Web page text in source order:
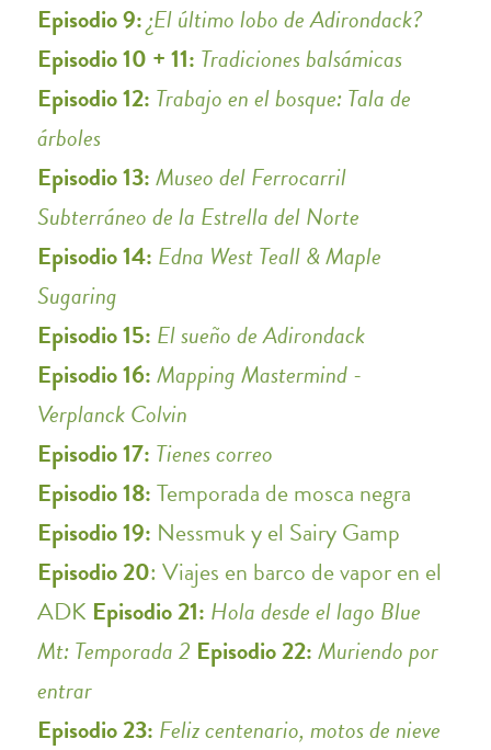
Episodio 9:¿El último lobo de Adirondack?
Episodio 10 + 11: Tradiciones balsámicas
Episodio 12: Trabajo en el bosque: Tala de
árboles
Episodio 13:Museo del Ferrocarril
Subterráneo de la Estrella del Norte
Episodio 14: Edna West Teall & Maple
Sugaring
Episodio 15: El sueño de Adirondack
Episodio 16:Mapping Mastermind -
Verplanck Colvin
Episodio 17: Tienes correo
Episodio 18:Temporada de mosca negra
Episodio 19: Nessmuk y el Sairy Gamp
Episodio 20: Viajes en barco de vapor en el
ADK Episodio 21: Hola desde el lago Blue
Mt: Temporada 2 Episodio 22:Muriendo por
entrar
Episodio 23: Feliz centenario, motos de nieve